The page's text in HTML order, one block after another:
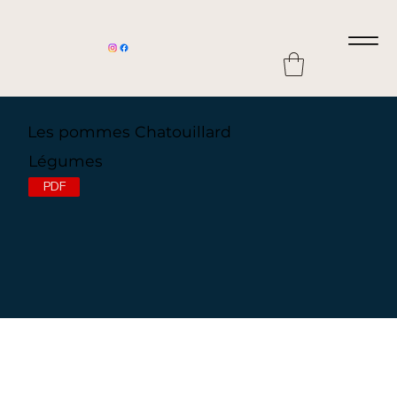
Les pommes Chatouillard
Légumes
PDF